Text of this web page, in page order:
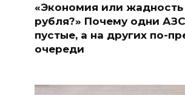
«Экономия или жадность
рубля?» Почему одни
пустые, а на других по-
очереди